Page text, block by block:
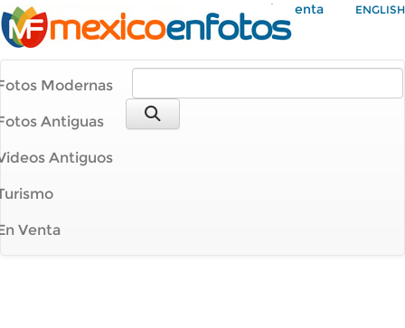
Mi Cuenta ENGLISH
Modernas
Antiguas
Antiguos
Venta